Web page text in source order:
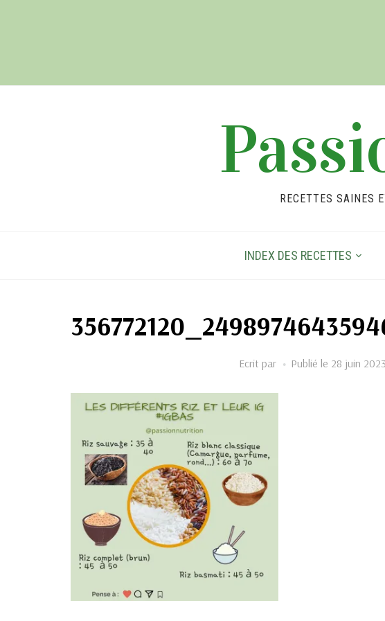
RECETTES SAINES
INDEX DES RECETTES
Ecrit par Publié le 28 juin 2023